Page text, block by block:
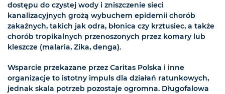
dostępu do czystej wody i zniszczenie sieci
kanalizacyjnych grożą wybuchem epidemii chorób
zakaźnych, takich jak odra, błonica czy krztusiec, a także
chorób tropikalnych przenoszonych przez komary lub
kleszcze (malaria, Zika, denga).
Wsparcie przekazane przez Caritas Polska i inne
organizacje to istotny impuls dla działań ratunkowych,
jednak skala potrzeb pozostaje ogromna. Długofalowa